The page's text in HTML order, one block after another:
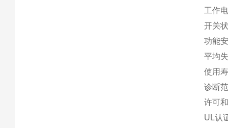
工作
开关
功能
平均
使用
诊断
许可
UL认